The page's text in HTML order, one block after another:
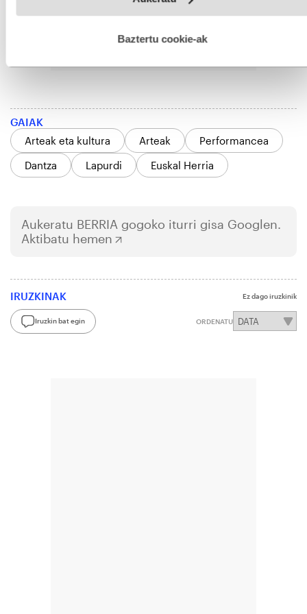
esplizitua ematen diguzu.Gehiago irakurri
Baztertu cookie-ak
GAIAK
Arteak eta kultura
Arteak
Performancea
Dantza
Lapurdi Euskal Herria
Aukeratu BERRIA gogoko iturri gisa Googlen.
Aktibatu hemen
IRUZKINAK Ez dago iruzkinik
Iruzkin bat egin ORDENATU